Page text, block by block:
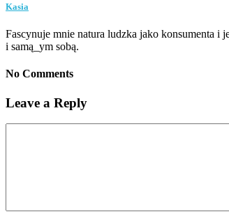
Kasia
Fascynuje mnie natura ludzka jako konsumenta i
i samą_ym sobą.
No Comments
Leave a Reply